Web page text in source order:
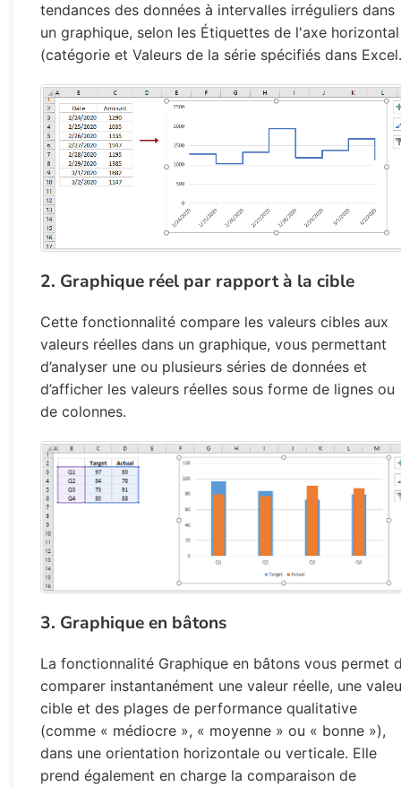
tendances des données à intervalles irréguliers dans
un graphique, selon les Étiquettes de l'axe horizontal
(catégorie et Valeurs de la série spécifiés dans
2. Graphique réel par rapport à la cible
Cette fonctionnalité compare les valeurs cibles aux
valeurs réelles dans un graphique, vous permettant
d’analyser une ou plusieurs séries de données et
d’afficher les valeurs réelles sous forme de lignes ou
de colonnes.
3. Graphique en bâtons
La fonctionnalité Graphique en bâtons vous permet
comparer instantanément une valeur réelle, une
cible et des plages de performance qualitative
(comme « médiocre », « moyenne » ou « bonne »),
dans une orientation horizontale ou verticale. Elle
prend également en charge la comparaison de